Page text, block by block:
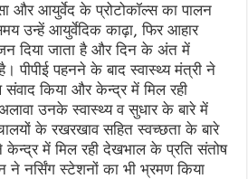
और आयुर्वेद के प्रोटोकॉल्स का पालन
उन्हें आयुर्वेदिक काढ़ा, फिर आहार
दिया जाता है और दिन के अंत में
पीपीई पहनने के बाद स्वास्थ्य मंत्री ने
किया और केन्द्र में मिल रही
उनके स्वास्थ्य व सुधार के बारे में
के रखरखाव सहित स्वच्छता के बारे
केन्द्र में मिल रही देखभाल के प्रति संतोष
ने नर्सिंग स्टेशनों का भी भ्रमण किया